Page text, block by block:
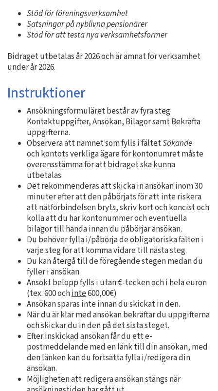
Stöd för föreningsverksamhet
Satsningar på nyblivna pensionärer
Stöd för att testa nya verksamhetsformer
Bidraget utbetalas år 2026 och är ämnat för verksamhet
under år 2026.
Instruktioner
Ansökningsformuläret består av fyra steg:
Kontaktuppgifter, Ansökan, Bilagor samt Bekräfta
uppgifterna.
Observera att namnet som fylls i fältetSökande
och kontots verkliga ägare för kontonumret måste
överensstämma för att bidraget ska kunna
utbetalas.
Det rekommenderas att skicka in ansökan inom 30
minuter efter att den påbörjats för att inte riskera
att nätförbindelsen bryts, skriv kort och koncist och
kolla att du har kontonummer och eventuella
bilagor till handa innan du påbörjar ansökan.
Du behöver fylla i/påbörja de obligatoriska fälten i
varje steg för att komma vidare till nästa steg.
Du kan återgå till de föregående stegen medan du
fyller i ansökan.
Ansökt belopp fylls i utan €-tecken och i hela euron
(tex. 600 ochinte600,00€)
Ansökan sparas inte innan du skickat in den.
När du är klar med ansökan bekräftar du uppgifterna
och skickar du in den på det sista steget.
Efter inskickad ansökan får du ett e-
postmeddelande med en länk till din ansökan, med
den länken kan du fortsätta fylla i/redigera din
ansökan.
Möjligheten att redigera ansökan stängs när